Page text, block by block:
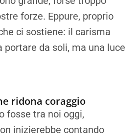
forze. Eppure, proprio
ci sostiene: il carisma
portare da soli, ma una luce
ridona coraggio
fosse tra noi oggi,
inizierebbe contando